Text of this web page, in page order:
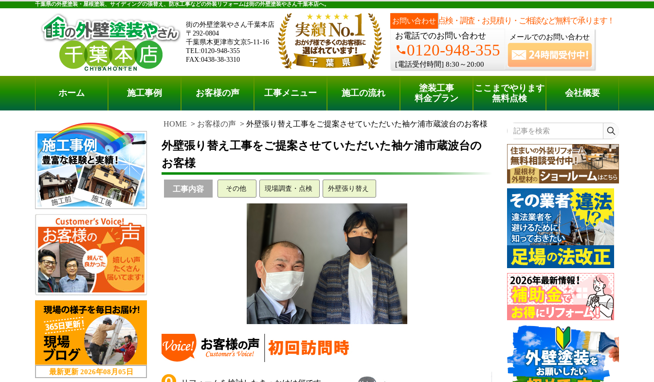
千葉県の外壁塗装・屋根塗装、サイディングの張替え、防水工事などの外装リフォームは街の外壁塗装やさん千葉本店へ。
街の外壁塗装やさん千葉本店
〒292-0804
千葉県木更津市文京5-11-16
TEL:0120-948-355
FAX:0438-38-3310
お問い合わせ 点検・調査・お見積り・ご相談など無料で承ります！
お電話でのお問い合わせ
phone0120-948-355
[電話受付時間] 8:30～20:00
メールでのお問い合わせ
料金プラン 無料点検
電話でのご相談 [8:30～20:00]
phone0120-948-355
ホーム 施工事例 お客様の声 工事メニュー 施工の流れ
塗装工事
料金プラン
ここまでやります
無料点検
会社概要
HOME お客様の声 外壁張り替え工事をご提案させていただいた袖ケ浦市蔵波台のお客様
外壁張り替え工事をご提案させていただいた袖ケ浦市蔵波台の
お客様
工事内容 その他 現場調査・点検 外壁張り替え
記事を検索
最新更新 2026年08月05日